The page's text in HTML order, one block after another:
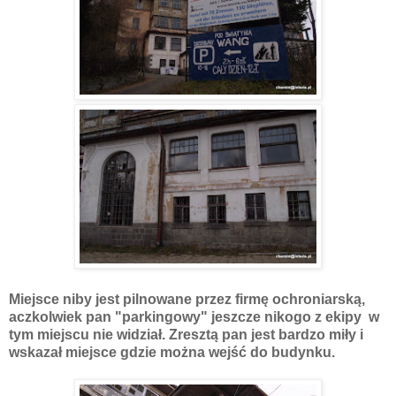
Miejsce niby jest pilnowane przez firmę ochroniarską,
aczkolwiek pan "parkingowy" jeszcze nikogo z ekipy w
tym miejscu nie widział. Zresztą pan jest bardzo miły i
wskazał miejsce gdzie można wejść do budynku.